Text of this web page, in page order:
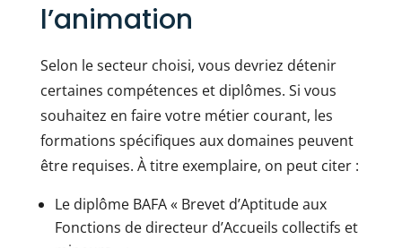
l’animation
Selon le secteur choisi, vous devriez détenir
certaines compétences et diplômes. Si vous
souhaitez en faire votre métier courant, les
formations spécifiques aux domaines peuvent
être requises. À titre exemplaire, on peut citer :
Le diplôme BAFA « Brevet d’Aptitude aux
Fonctions de directeur d’Accueils collectifs et